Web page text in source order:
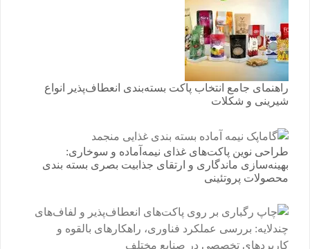
راهنمای جامع انتخاب پاکت بسته‌بندی انعطاف‌پذیر انواع
شیرینی و شکلات
طراحی نوین پاکت‌های غذای نیمه‌آماده و سوخاری:
بهینه‌سازی ماندگاری و ارتقای جذابیت بصری بسته بندی
محصولات پروتئینی